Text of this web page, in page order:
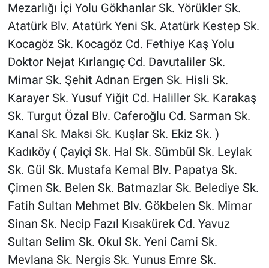
Mezarlığı İçi Yolu Gökhanlar Sk. Yörükler Sk.
Atatürk Blv. Atatürk Yeni Sk. Atatürk Kestep Sk.
Kocagöz Sk. Kocagöz Cd. Fethiye Kaş Yolu
Doktor Nejat Kırlangıç Cd. Davutaliler Sk.
Mimar Sk. Şehit Adnan Ergen Sk. Hisli Sk.
Karayer Sk. Yusuf Yiğit Cd. Haliller Sk. Karakaş
Sk. Turgut Özal Blv. Caferoğlu Cd. Sarman Sk.
Kanal Sk. Maksi Sk. Kuşlar Sk. Ekiz Sk. )
Kadıköy ( Çayiçi Sk. Hal Sk. Sümbül Sk. Leylak
Sk. Gül Sk. Mustafa Kemal Blv. Papatya Sk.
Çimen Sk. Belen Sk. Batmazlar Sk. Belediye Sk.
Fatih Sultan Mehmet Blv. Gökbelen Sk. Mimar
Sinan Sk. Necip Fazıl Kısakürek Cd. Yavuz
Sultan Selim Sk. Okul Sk. Yeni Cami Sk.
Mevlana Sk. Nergis Sk. Yunus Emre Sk.